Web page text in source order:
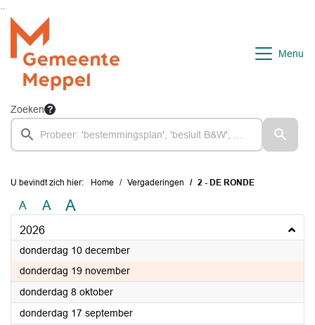
Ga naar de inhoud van deze pagina
Ga naar het zoeken
Ga naar het menu
Menu
Zoeken
U bevindt zich hier: Home Vergaderingen 2 - DE RONDE
A A A
2026
donderdag 10 december2026
donderdag 19 november2026
donderdag 8 oktober2026
donderdag 17 september2026